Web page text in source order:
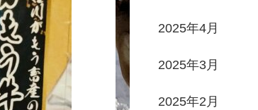
2025年4月
2025年3月
2025年2月